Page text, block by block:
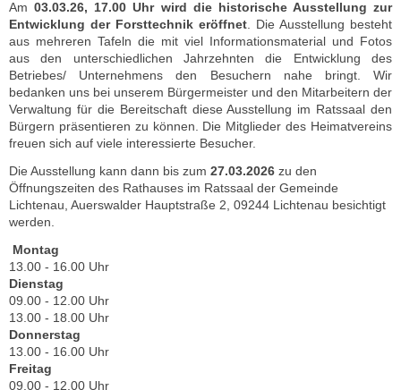
Am03.03.26, 17.00 Uhr wird die historische Ausstellung zur
Entwicklung der Forsttechnik eröffnet . Die Ausstellung besteht
aus mehreren Tafeln die mit viel Informationsmaterial und Fotos
aus den unterschiedlichen Jahrzehnten die Entwicklung des
Betriebes/ Unternehmens den Besuchern nahe bringt. Wir
bedanken uns bei unserem Bürgermeister und den Mitarbeitern der
Verwaltung für die Bereitschaft diese Ausstellung im Ratssaal den
Bürgern präsentieren zu können. Die Mitglieder des Heimatvereins
freuen sich auf viele interessierte Besucher.
Die Ausstellung kann dann bis zum 27.03.2026 zu den
Öffnungszeiten des Rathauses im Ratssaal der Gemeinde
Lichtenau, Auerswalder Hauptstraße 2, 09244 Lichtenau besichtigt
werden.
Montag
13.00 - 16.00 Uhr
Dienstag
09.00 - 12.00 Uhr
13.00 - 18.00 Uhr
Donnerstag
13.00 - 16.00 Uhr
Freitag
09.00 - 12.00 Uhr